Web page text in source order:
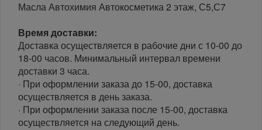
Масла Автохимия Автокосметика 2 этаж, С5,С7
Время доставки:
Доставка осуществляется в рабочие дни с 10-00 до
18-00 часов. Минимальный интервал времени
доставки 3 часа.
· При оформлении заказа до 15-00, доставка
осуществляется в день заказа.
· При оформлении заказа после 15-00, доставка
осуществляется на следующий день.